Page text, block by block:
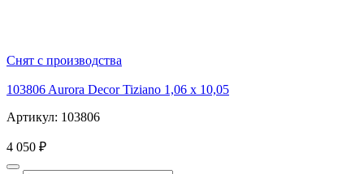
Снят с производства
103806 Aurora Decor Tiziano 1,06 х 10,05
Артикул: 103806
4 050 ₽